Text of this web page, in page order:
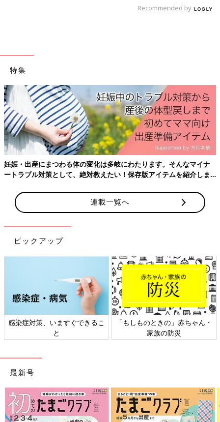
とはいえ、親のサポートは必要です。サポートは大きく2つに分
1つ目は、事務的なサポートです。
当日の移動や、事務手続き等は親のサポートが必須でしょう。特
に首都圏はスケジュールがタイトです。発表された合否に応じ
て、複雑な対応が必要なご家庭も多いでしょう。あらかじめ様々
な結果に応じた対応フローと、出願から入学までの手続きのチェ
ックリストを作成しておきましょう。
特に当日の移動も親が付き添いできるとよいことが多いです。た
とえ移動に慣れた子どもだとしても、緊張ゆえに思わぬミスが起
こることを想定し、可能な限り大人が現地まで送迎をするのがい
いと思います。
安は不安以外の形として話題に上がることも多いものです。子ど
もが話し始めたら、『いつもの3割増』丁寧に聞くとよいでしょ
その上で、精神面のゴールは『子どもが自覚をもって受験に臨む
こと』だということも留意しておきましょう。
自覚をもって受験に臨むためには、入試に関わることを『自分ご
と化』する必要があります。たとえば、学校を休むという判断を
する際は、子どもと話し合い、親子の意見を出し合う機会をつく
りたいものです。学校を休む・休まないの選択に正解はありませ
ん。どう判断するにせよ、子どもがある程度の納得感をもって
子どもの自覚という意味では、『親が仕事などを犠牲にしてい
る』ととってしまうような姿は子どもに見せるべきではありませ
ん。親が『何かを犠牲にしている』ことを子どもは鋭く察知しま
Recommended by
特集
妊娠・出産にまつわる体の変化は多岐にわたります。そんなマイナ
ートラブル対策として、絶対教えたい！保存版アイテムを紹介しま
連載一覧へ
ピックアップ
感染症対策、いますぐできるこ
と
「もしものときの」赤ちゃん・
家族の防災
最新号